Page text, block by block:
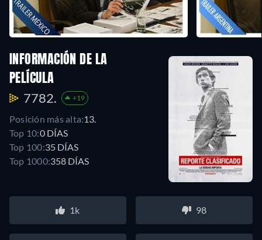
INFORMACIÓN DE LA
PELÍCULA
7782. +19
Posición más alta:13.
Top 10:0 DÍAS
Top 100:35 DÍAS
Top 1000:358 DÍAS
1k 98